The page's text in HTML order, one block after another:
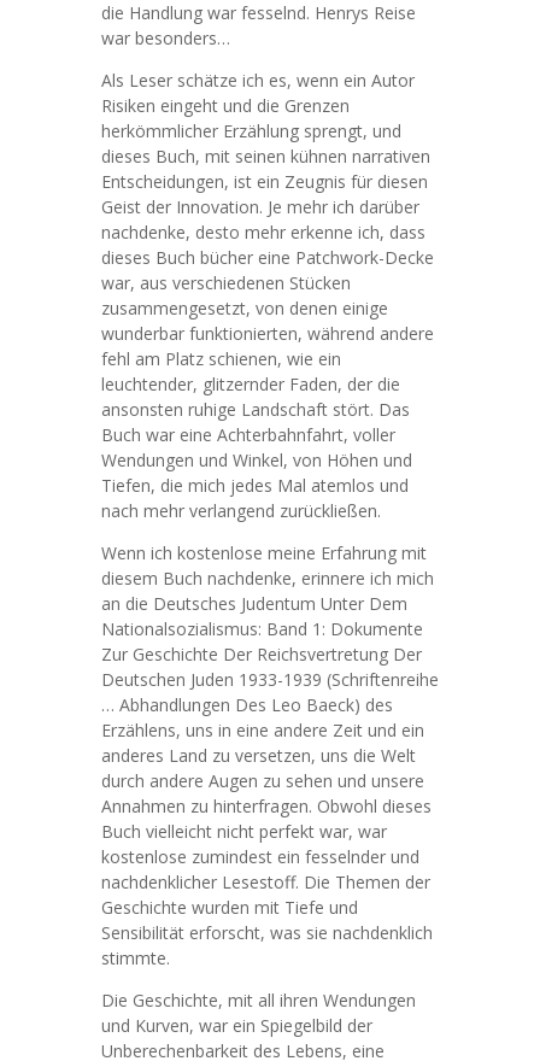
die Handlung war fesselnd. Henrys Reise
war besonders…
Als Leser schätze ich es, wenn ein Autor
Risiken eingeht und die Grenzen
herkömmlicher Erzählung sprengt, und
dieses Buch, mit seinen kühnen narrativen
Entscheidungen, ist ein Zeugnis für diesen
Geist der Innovation. Je mehr ich darüber
nachdenke, desto mehr erkenne ich, dass
dieses Buch bücher eine Patchwork-Decke
war, aus verschiedenen Stücken
zusammengesetzt, von denen einige
wunderbar funktionierten, während andere
fehl am Platz schienen, wie ein
leuchtender, glitzernder Faden, der die
ansonsten ruhige Landschaft stört. Das
Buch war eine Achterbahnfahrt, voller
Wendungen und Winkel, von Höhen und
Tiefen, die mich jedes Mal atemlos und
nach mehr verlangend zurückließen.
Wenn ich kostenlose meine Erfahrung mit
diesem Buch nachdenke, erinnere ich mich
an die Deutsches Judentum Unter Dem
Nationalsozialismus: Band 1: Dokumente
Zur Geschichte Der Reichsvertretung Der
Deutschen Juden 1933-1939 (Schriftenreihe
… Abhandlungen Des Leo Baeck) des
Erzählens, uns in eine andere Zeit und ein
anderes Land zu versetzen, uns die Welt
durch andere Augen zu sehen und unsere
Annahmen zu hinterfragen. Obwohl dieses
Buch vielleicht nicht perfekt war, war
kostenlose zumindest ein fesselnder und
nachdenklicher Lesestoff. Die Themen der
Geschichte wurden mit Tiefe und
Sensibilität erforscht, was sie nachdenklich
stimmte.
Die Geschichte, mit all ihren Wendungen
und Kurven, war ein Spiegelbild der
Unberechenbarkeit des Lebens, eine